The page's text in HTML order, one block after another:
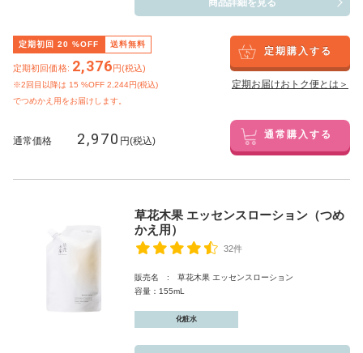
商品詳細を見る
定期初回 20 %OFF 送料無料
定期初回価格: 2,376円(税込)
※2回目以降は 15 %OFF 2,244円(税込)
でつめかえ用をお届けします。
定期購入する
定期お届けおトク便とは＞
通常価格 2,970 円(税込) 通常購入する
草花木果 エッセンスローション（つめ
かえ用）
32件
販売名 : 草花木果 エッセンスローション
容量：155mL
化粧水